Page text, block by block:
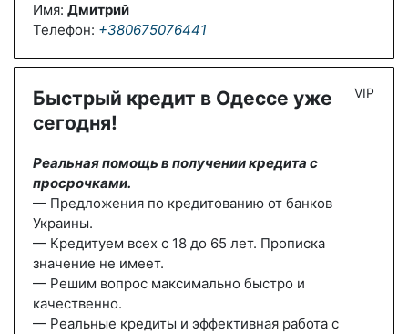
Имя: Дмитрий
Телефон: +380675076441
Быстрый кредит в Одессе уже
сегодня!
Реальная помощь в получении кредита с
просрочками.
— Предложения по кредитованию от банков
Украины.
— Кредитуем всех с 18 до 65 лет. Прописка
значение не имеет.
— Решим вопрос максимально быстро и
качественно.
— Реальные кредиты и эффективная работа с
VIP